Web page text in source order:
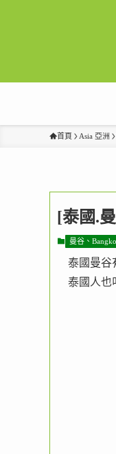
首頁 Asia 亞洲
[泰國.
曼谷、
泰國曼谷
泰國人也